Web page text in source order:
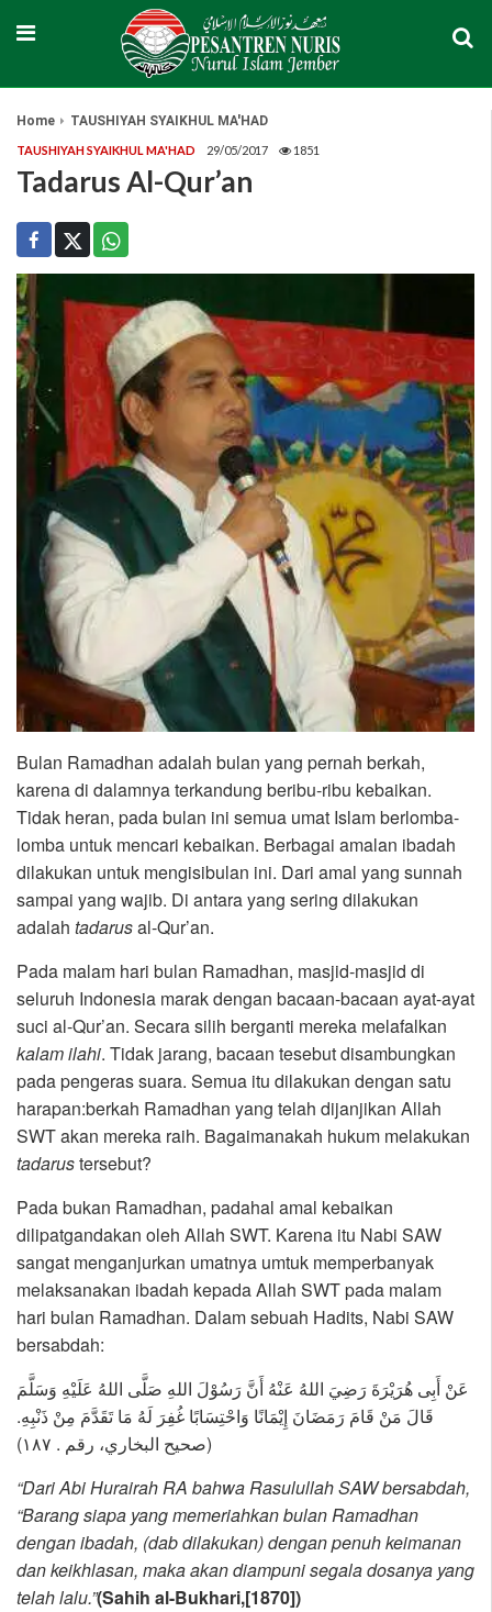
Home TAUSHIYAH SYAIKHUL MA'HAD
TAUSHIYAH SYAIKHUL MA'HAD 29/05/2017 1851
Tadarus Al-Qur’an
Bulan Ramadhan adalah bulan yang pernah berkah,
karena di dalamnya terkandung beribu-ribu kebaikan.
Tidak heran, pada bulan ini semua umat Islam berlomba-
lomba untuk mencari kebaikan. Berbagai amalan ibadah
dilakukan untuk mengisibulan ini. Dari amal yang sunnah
sampai yang wajib. Di antara yang sering dilakukan
adalah tadarusal-Qur’an.
Pada malam hari bulan Ramadhan, masjid-masjid di
seluruh Indonesia marak dengan bacaan-bacaan ayat-ayat
suci al-Qur’an. Secara silih berganti mereka melafalkan
kalam ilahi. Tidak jarang, bacaan tesebut disambungkan
pada pengeras suara. Semua itu dilakukan dengan satu
harapan:berkah Ramadhan yang telah dijanjikan Allah
SWT akan mereka raih. Bagaimanakah hukum melakukan
tadarustersebut?
Pada bukan Ramadhan, padahal amal kebaikan
dilipatgandakan oleh Allah SWT. Karena itu Nabi SAW
sangat menganjurkan umatnya umtuk memperbanyak
melaksanakan ibadah kepada Allah SWT pada malam
hari bulan Ramadhan. Dalam sebuah Hadits, Nabi SAW
bersabdah:
عَنْ أَبِى هُرَيْرَةَ رَضِيَ اللهُ عَنْهُ أَنَّ رَسُوْلَ اللهِ صَلَّى اللهُ عَلَيْهِ وَسَلَّمَ
قَالَ مَنْ قَامَ رَمَضَانَ إِيْمَانًا وَاحْتِسَابًا غُفِرَ لَهُ مَا تَقَدَّمَ مِنْ ذَنْبِهِ.
(صحيح البخاري، رقم . ١٨٧)
“Dari Abi Hurairah RA bahwa Rasulullah SAW bersabdah,
“Barang siapa yang memeriahkan bulan Ramadhan
dengan ibadah, (dab dilakukan) dengan penuh keimanan
dan keikhlasan, maka akan diampuni segala dosanya yang
telah lalu.”(Sahih al-Bukhari,[1870])